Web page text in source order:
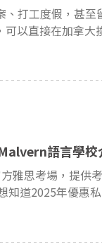
以直接在加拿大
語言學
知道2025年優惠私